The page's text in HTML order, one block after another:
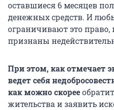
оставшиеся 6 месяцев
денежных средств. И
ограничивают это право,
признаны
При этом, как отмечает
ведет себя
как можно скорее
жительства и заявить